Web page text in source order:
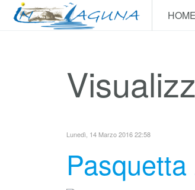
HOME
Lunedì, 14 Marzo 2016 22:58